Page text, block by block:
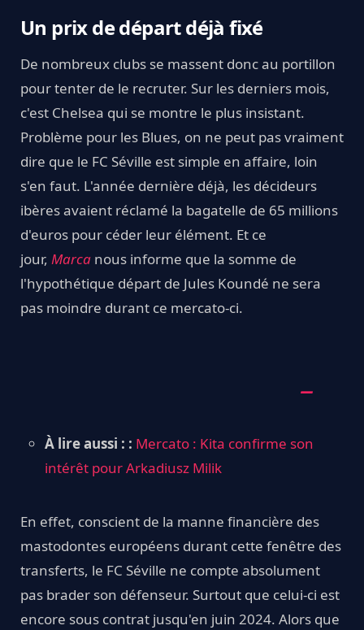
Un prix de départ déjà fixé
De nombreux clubs se massent donc au portillon
pour tenter de le recruter. Sur les derniers mois,
c'est Chelsea qui se montre le plus insistant.
Problème pour les Blues, on ne peut pas vraiment
dire que le FC Séville est simple en affaire, loin
s'en faut. L'année dernière déjà, les décideurs
ibères avaient réclamé la bagatelle de 65 millions
d'euros pour céder leur élément. Et ce
jour, Marca nous informe que la somme de
l'hypothétique départ de Jules Koundé ne sera
pas moindre durant ce mercato-ci.
À lire aussi : : Mercato : Kita confirme son
intérêt pour Arkadiusz Milik
En effet, conscient de la manne financière des
mastodontes européens durant cette fenêtre des
transferts, le FC Séville ne compte absolument
pas brader son défenseur. Surtout que celui-ci est
encore sous contrat jusqu'en juin 2024. Alors que